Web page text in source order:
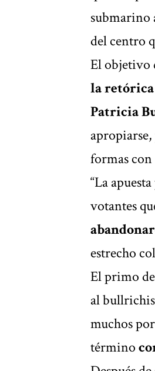
submarino
del centro
El objetivo
la
Patricia
formas
“La
votantes
estrecho
El primo
al
muchos
término